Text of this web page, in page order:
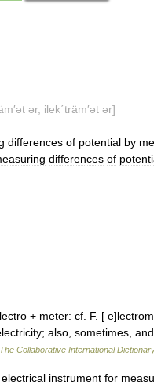
′ət ər, ilek΄träm′ət ər]
differences of potential by
differences of
+ meter: cf. F. [
also, sometimes,
The Collaborative International
instrument for